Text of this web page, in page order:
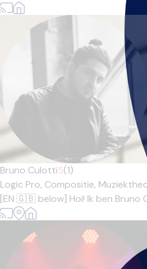
Bruno Culotti5(1)
Logic Pro, Compositie,
[EN 🇬🇧 below] Hoi! Ik ben Bruno